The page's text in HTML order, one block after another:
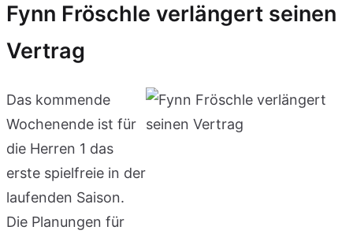
Fynn Fröschle verlängert seinen
Vertrag
Das kommende
Wochenende ist für
die Herren 1 das
erste spielfreie in der
laufenden Saison.
Die Planungen für